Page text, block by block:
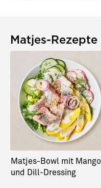
Matjes-Rezepte
Matjes-Bowl mit Mango
und Dill-Dressing